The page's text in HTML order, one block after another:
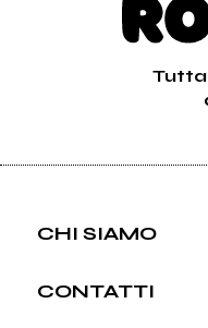
CHI SIAMO
CONTATTI